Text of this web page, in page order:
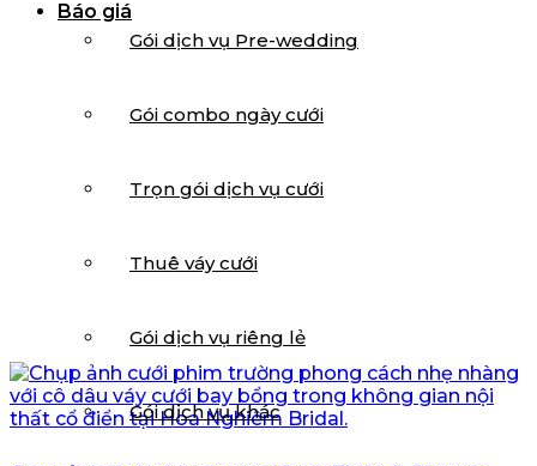
Báo giá
Gói dịch vụ Pre-wedding
Gói combo ngày cưới
Trọn gói dịch vụ cưới
Thuê váy cưới
Gói dịch vụ riêng lẻ
Gói dịch vụ khác